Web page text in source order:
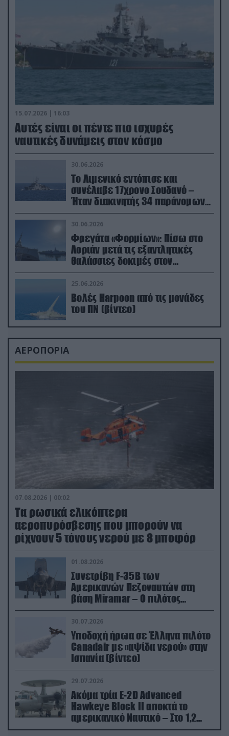
15.07.2026 | 16:03
Aυτές είναι οι πέντε πιο ισχυρές
ναυτικές δυνάμεις στον κόσμο
30.06.2026
Το Λιμενικό εντόπισε και
συνέλαβε 17χρονο Σουδανό –
Ήταν διακινητής 34 παράνομων
μεταναστών
30.06.2026
Φρεγάτα «Φορμίων»: Πίσω στο
Λοριάν μετά τις εξαντλητικές
θαλάσσιες δοκιμές στον
απαιτητικό Βισκαϊκό
25.06.2026
Βολές Harpoon από τις μονάδες
του ΠΝ (βίντεο)
ΑΕΡΟΠΟΡΙΑ
07.08.2026 | 00:02
Τα ρωσικά ελικόπτερα
αεροπυρόσβεσης που μπορούν να
ρίχνουν 5 τόνους νερού με 8 μποφόρ
01.08.2026
Συνετρίβη F-35B των
Αμερικανών Πεζοναυτών στη
βάση Miramar – Ο πιλότος
εκτινάχθηκε εγκαίρως
30.07.2026
Υποδοχή ήρωα σε Έλληνα πιλότο
Canadair με «αψίδα νερού» στην
Ισπανία (βίντεο)
29.07.2026
Ακόμα τρία E-2D Advanced
Hawkeye Block II αποκτά το
αμερικανικό Ναυτικό – Στο 1,2
δισ.δολάρια το κόστος